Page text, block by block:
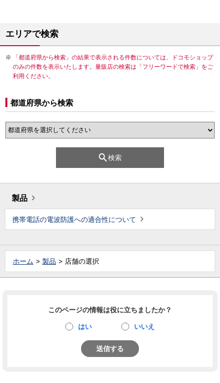
エリアで検索
「都道府県から検索」の結果で表示される件数については、ドコモショップ
のみの件数を表示いたします。量販店の検索は「フリーワードで検索」をご
利用ください。
都道府県から検索
検索
製品
携帯電話の電波防護への適合性について
ホーム 製品 店舗の選択
このページの情報は役に立ちましたか？
はい いいえ
送信する